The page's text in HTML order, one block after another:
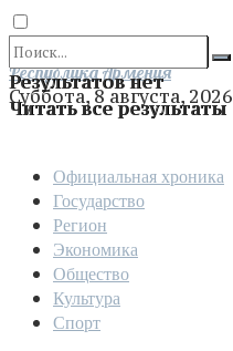
Результатов нет
Читать все результаты
Отправить
Республика Армения
Суббота, 8 августа, 2026
Официальная хроника
Государство
Регион
Экономика
Общество
Культура
Спорт